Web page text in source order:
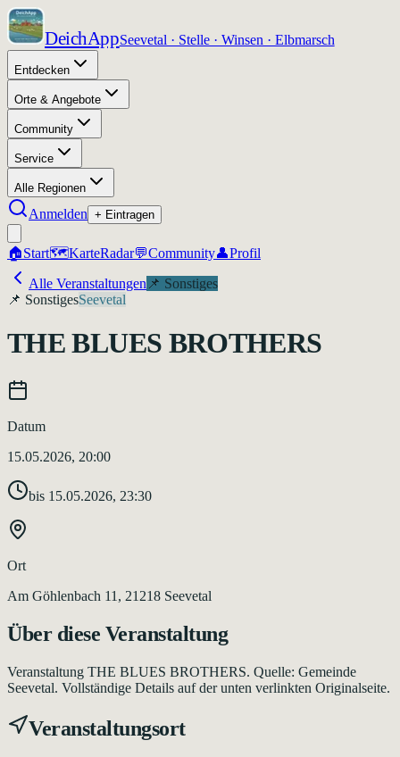
DeichAppSeevetal · Stelle · Winsen · Elbmarsch
Entdecken
Orte & Angebote
Community
Service
Alle Regionen
Anmelden + Eintragen
🏠Start🗺️KarteRadar💬Community👤Profil
Alle Veranstaltungen 📌 Sonstiges
📌 SonstigesSeevetal
THE BLUES BROTHERS
Datum
15.05.2026, 20:00
bis 15.05.2026, 23:30
Ort
Am Göhlenbach 11, 21218 Seevetal
Über diese Veranstaltung
Veranstaltung THE BLUES BROTHERS. Quelle: Gemeinde
Seevetal. Vollständige Details auf der unten verlinkten Originalseite.
Veranstaltungsort